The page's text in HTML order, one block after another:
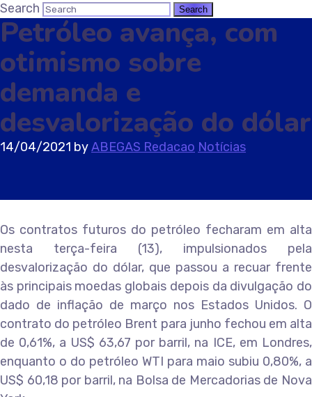
Search
Petróleo avança, com
otimismo sobre
demanda e
desvalorização do dólar
14/04/2021 byABEGAS Redacao Notícias
Os contratos futuros do petróleo fecharam em alta
nesta terça-feira (13), impulsionados pela
desvalorização do dólar, que passou a recuar frente
às principais moedas globais depois da divulgação do
dado de inflação de março nos Estados Unidos. O
contrato do petróleo Brent para junho fechou em alta
de 0,61%, a US$ 63,67 por barril, na ICE, em Londres,
enquanto o do petróleo WTI para maio subiu 0,80%, a
US$ 60,18 por barril, na Bolsa de Mercadorias de Nova